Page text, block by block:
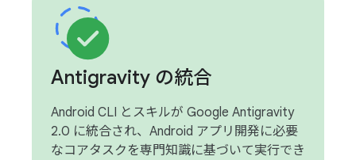
Antigravity の統合
Android CLI とスキルが Google Antigravity
2.0 に統合され、Android アプリ開発に必要
なコアタスクを専門知識に基づいて実行でき